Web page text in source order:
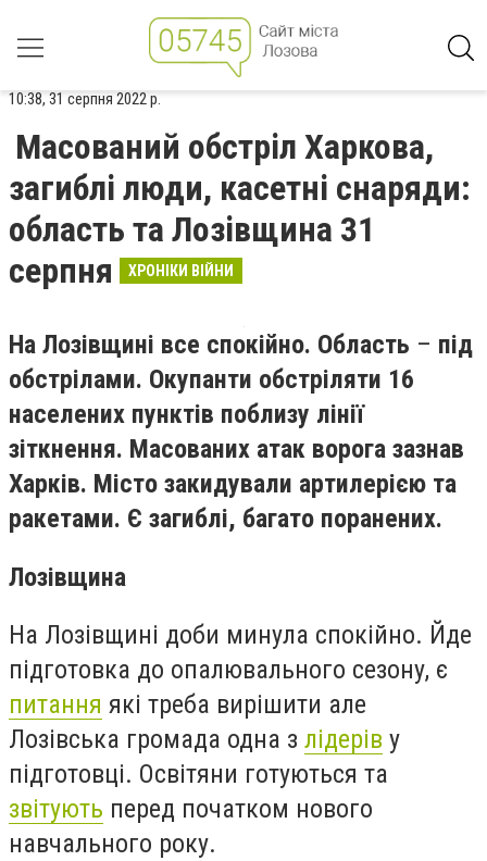
10:38, 31 серпня 2022 р.
Масований обстріл Харкова,
загиблі люди, касетні снаряди:
область та Лозівщина 31
серпня
ХРОНІКИ ВІЙНИ
На Лозівщині все спокійно. Область – під
обстрілами. Окупанти обстріляти 16
населених пунктів поблизу лінії
зіткнення. Масованих атак ворога зазнав
Харків. Місто закидували артилерією та
ракетами. Є загиблі, багато поранених.
Лозівщина
На Лозівщині доби минула спокійно. Йде
підготовка до опалювального сезону, є
питання які треба вирішити але
Лозівська громада одна з лідерів у
підготовці. Освітяни готуються та
звітують перед початком нового
навчального року.